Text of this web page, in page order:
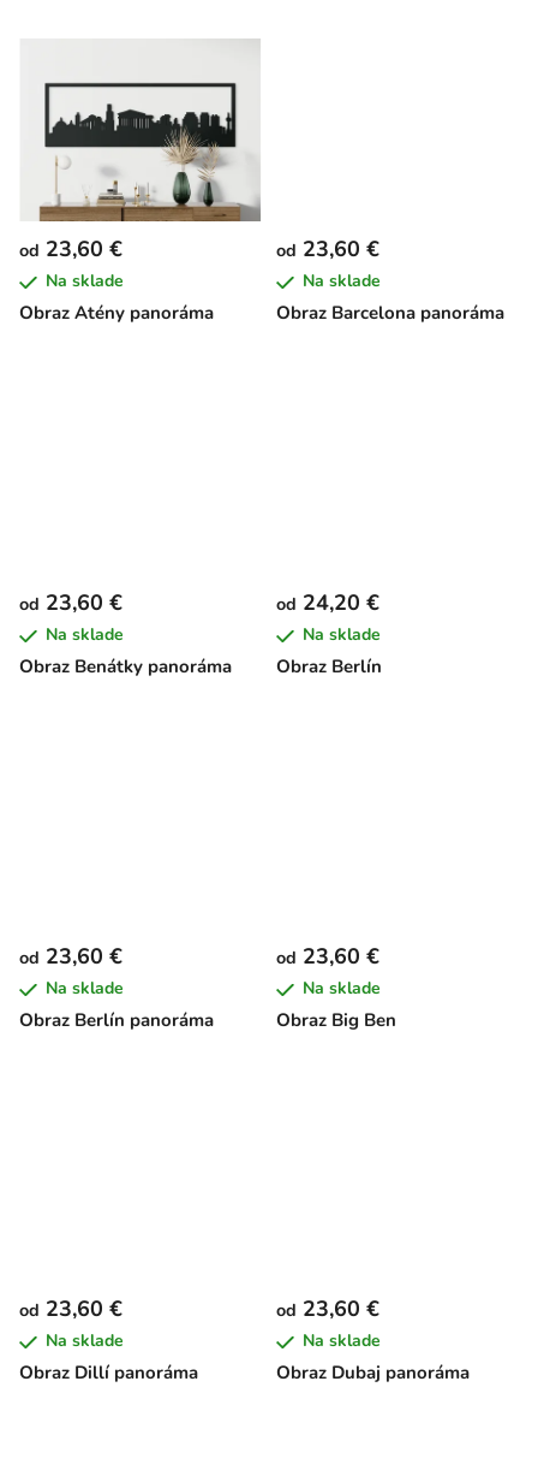
Obraz Atény panoráma
od 23,60 €
Na sklade
Obraz Barcelona panoráma
od 23,60 €
Na sklade
Obraz Benátky panoráma
od 23,60 €
Na sklade
Obraz Berlín
od 24,20 €
Na sklade
Obraz Berlín panoráma
od 23,60 €
Na sklade
Obraz Big Ben
od 23,60 €
Na sklade
Obraz Dillí panoráma
od 23,60 €
Na sklade
Obraz Dubaj panoráma
od 23,60 €
Na sklade